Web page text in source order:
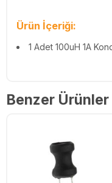
Ürün İçeriği:
1 Adet 100uH 1A
Benzer Ürünler